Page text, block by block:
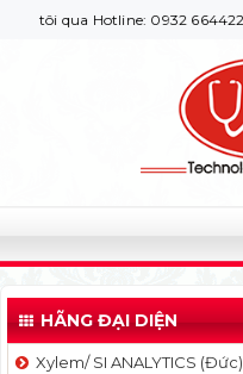
qua Hotline: 0932 664422
HÃNG ĐẠI DIỆN
Xylem/ SI ANALYTICS (Đức)